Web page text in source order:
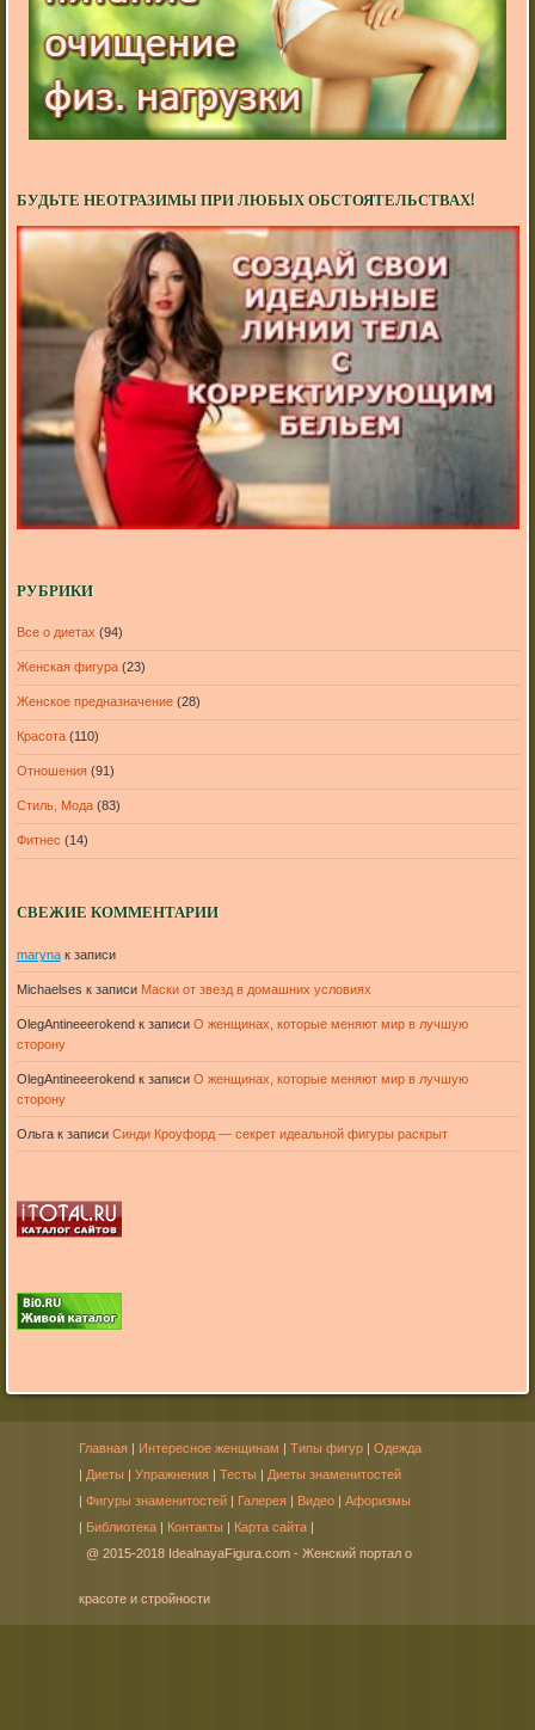
БУДЬТЕ НЕОТРАЗИМЫ ПРИ ЛЮБЫХ ОБСТОЯТЕЛЬСТВАХ!
РУБРИКИ
Все о диетах (94)
Женская фигура(23)
Женское предназначение(28)
Красота(110)
Отношения(91)
Стиль, Мода(83)
Фитнес (14)
СВЕЖИЕ КОММЕНТАРИИ
marynaк записи
Michaelses к записи Маски от звезд в домашних условиях
OlegAntineeerokendк записи О женщинах, которые меняют мир в лучшую
сторону
OlegAntineeerokendк записи О женщинах, которые меняют мир в лучшую
сторону
Ольгак записи Синди Кроуфорд — секрет идеальной фигуры раскрыт
Главная | Интересное женщинам | Типы фигур | Одежда
| Диеты | Упражнения | Тесты | Диеты знаменитостей
| Фигуры знаменитостей | Галерея | Видео | Афоризмы
| Библиотека | Контакты | Карта сайта |
@ 2015-2018 IdealnayaFigura.com - Женский портал о
красоте и стройности